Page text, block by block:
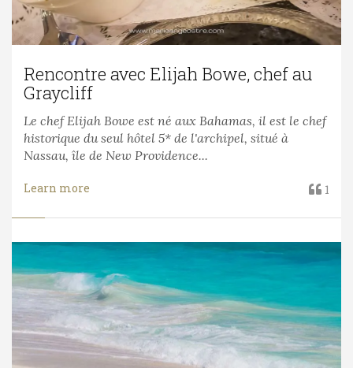
Rencontre avec Elijah Bowe, chef au
Graycliff
Le chef Elijah Bowe est né aux Bahamas, il est le chef
historique du seul hôtel 5* de l'archipel, situé à
Nassau, île de New Providence...
Learn more 1